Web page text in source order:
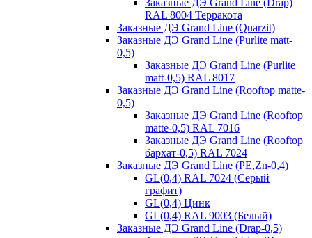
RAL 8004 Терракота
Заказные ДЭ Grand Line (Quarzit)
Заказные ДЭ Grand Line (Purlite matt-
0,5)
Заказные ДЭ Grand Line (Purlite
matt-0,5) RAL 8017
Заказные ДЭ Grand Line (Rooftop matte-
0,5)
Заказные ДЭ Grand Line (Rooftop
matte-0,5) RAL 7016
Заказные ДЭ Grand Line (Rooftop
бархат-0,5) RAL 7024
Заказные ДЭ Grand Line (PE,Zn-0,4)
GL(0,4) RAL 7024 (Серый
графит)
GL(0,4) Цинк
GL(0,4) RAL 9003 (Белый)
Заказные ДЭ Grand Line (Drap-0,5)